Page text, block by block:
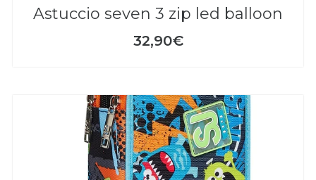
astuccio seven 3 zip led balloon
32,90€